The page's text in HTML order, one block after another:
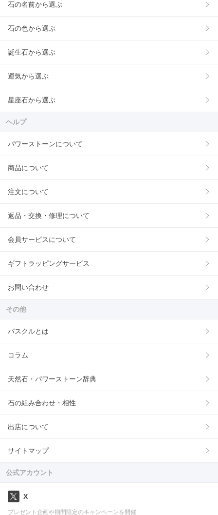
石の名前から選ぶ
石の色から選ぶ
誕生石から選ぶ
運気から選ぶ
星座石から選ぶ
ヘルプ
パワーストーンについて
商品について
注文について
返品・交換・修理について
会員サービスについて
ギフトラッピングサービス
お問い合わせ
その他
パスクルとは
コラム
天然石・パワーストーン辞典
石の組み合わせ・相性
出店について
サイトマップ
公式アカウント
X
プレゼント企画や期間限定のキャンペーンを開催